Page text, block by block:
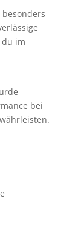
du im
bei